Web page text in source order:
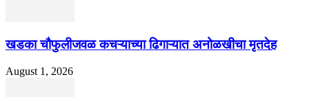
खडका चौफुलीजवळ कचऱ्याच्या ढिगाऱ्यात अनोळखीचा मृतदेह
August 1, 2026